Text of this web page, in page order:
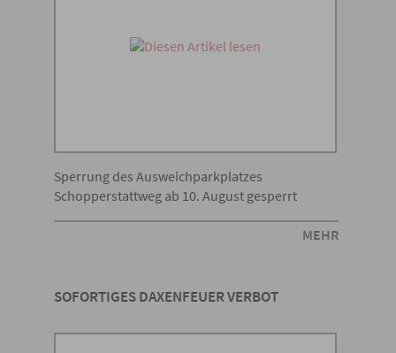
Sperrung des Ausweichparkplatzes
Schopperstattweg ab 10. August gesperrt
MEHR
SOFORTIGES DAXENFEUER VERBOT